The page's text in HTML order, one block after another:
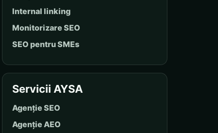
Internal linking
Monitorizare SEO
SEO pentru SMEs
Servicii AYSA
Agenție SEO
Agenție AEO